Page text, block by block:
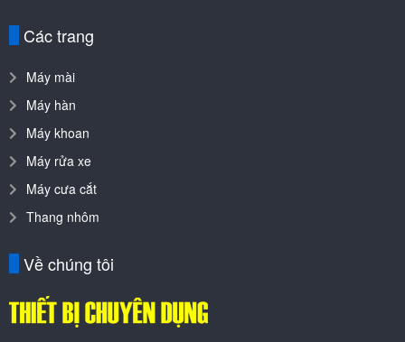
Các trang
Máy mài
Máy hàn
Máy khoan
Máy rửa xe
Máy cưa cắt
Thang nhôm
Về chúng tôi